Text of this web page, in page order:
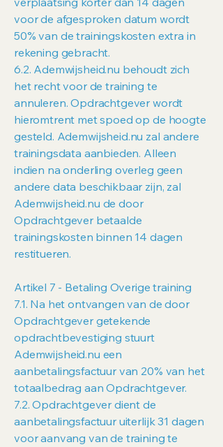
voor de afgesproken datum wordt
50% van de trainingskosten extra in
rekening gebracht.
6.2. Ademwijsheid.nu behoudt zich
het recht voor de training te
annuleren. Opdrachtgever wordt
hieromtrent met spoed op de hoogte
gesteld. Ademwijsheid.nu zal andere
trainingsdata aanbieden. Alleen
indien na onderling overleg geen
andere data beschikbaar zijn, zal
Ademwijsheid.nu de door
Opdrachtgever betaalde
trainingskosten binnen 14 dagen
restitueren.
Artikel 7 - Betaling Overige training
7.1. Na het ontvangen van de door
Opdrachtgever getekende
opdrachtbevestiging stuurt
Ademwijsheid.nu een
aanbetalingsfactuur van 20% van het
totaalbedrag aan Opdrachtgever.
7.2. Opdrachtgever dient de
aanbetalingsfactuur uiterlijk 31 dagen
voor aanvang van de training te